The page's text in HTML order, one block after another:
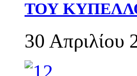
ΤΟΥ
30 Απριλίου